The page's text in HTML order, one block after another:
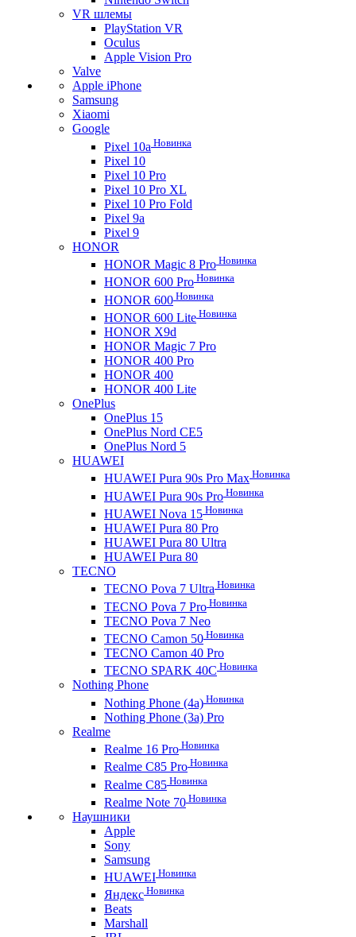
VR шлемы
PlayStation VR
Oculus
Apple Vision Pro
Valve
Apple iPhone
Samsung
Xiaomi
Google
Pixel 10a Новинка
Pixel 10
Pixel 10 Pro
Pixel 10 Pro XL
Pixel 10 Pro Fold
Pixel 9a
Pixel 9
HONOR
HONOR Magic 8 Pro Новинка
HONOR 600 Pro Новинка
HONOR 600 Новинка
HONOR 600 Lite Новинка
HONOR X9d
HONOR Magic 7 Pro
HONOR 400 Pro
HONOR 400
HONOR 400 Lite
OnePlus
OnePlus 15
OnePlus Nord CE5
OnePlus Nord 5
HUAWEI
HUAWEI Pura 90s Pro Max Новинка
HUAWEI Pura 90s Pro Новинка
HUAWEI Nova 15 Новинка
HUAWEI Pura 80 Pro
HUAWEI Pura 80 Ultra
HUAWEI Pura 80
TECNO
TECNO Pova 7 Ultra Новинка
TECNO Pova 7 Pro Новинка
TECNO Pova 7 Neo
TECNO Camon 50 Новинка
TECNO Camon 40 Pro
TECNO SPARK 40C Новинка
Nothing Phone
Nothing Phone (4a) Новинка
Nothing Phone (3a) Pro
Realme
Realme 16 Pro Новинка
Realme C85 Pro Новинка
Realme C85 Новинка
Realme Note 70 Новинка
Наушники
Apple
Sony
Samsung
HUAWEI Новинка
Яндекс Новинка
Beats
Marshall